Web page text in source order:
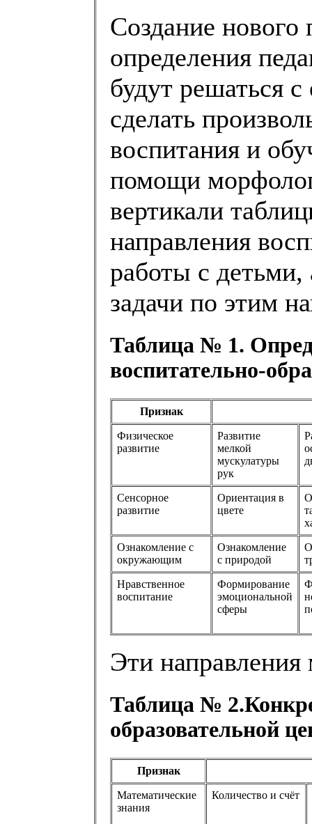
Создание нового
определения
будут решаться
сделать
воспитания и
помощи
вертикали
направления
работы с
задачи по этим
Таблица № 1.
воспитательно-
Признак
Физическое
развитие
Развитие
мелкой
мускулатуры
рук
Сенсорное
развитие
Ориентация в
цвете
Ознакомление с
окружающим
Ознакомление
с природой
Нравственное
воспитание
Формирование
эмоциональной
сферы
Эти направления
Таблица №
образовательной
Признак
Математические
знания
Количество и счёт